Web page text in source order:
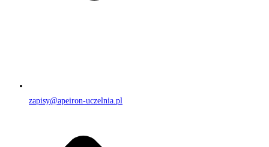
zapisy@apeiron-uczelnia.pl